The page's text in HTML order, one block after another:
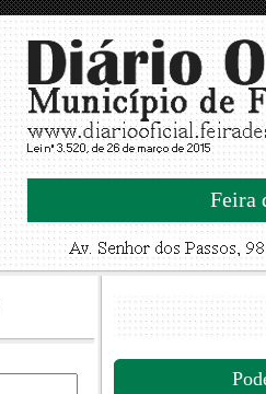
Feira